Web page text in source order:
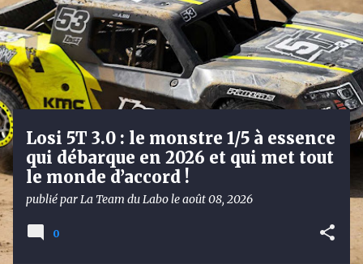
t
i
c
l
e
s
Losi 5T 3.0 : le monstre 1/5 à essence
qui débarque en 2026 et qui met tout
le monde d’accord !
publié parLa Team du Laboleaoût 08, 2026
0